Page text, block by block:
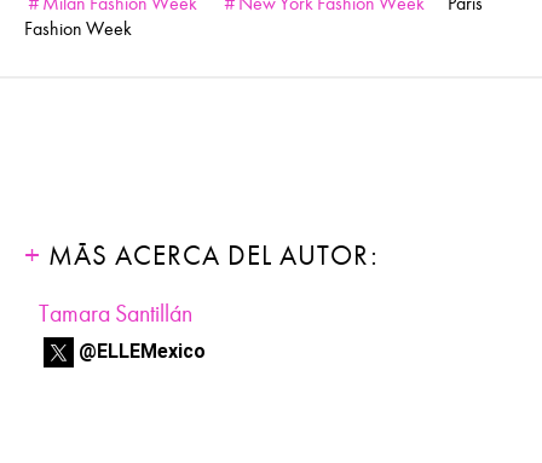
Fashion Week
MÁS ACERCA DEL AUTOR:
Tamara Santillán
@ELLEMexico